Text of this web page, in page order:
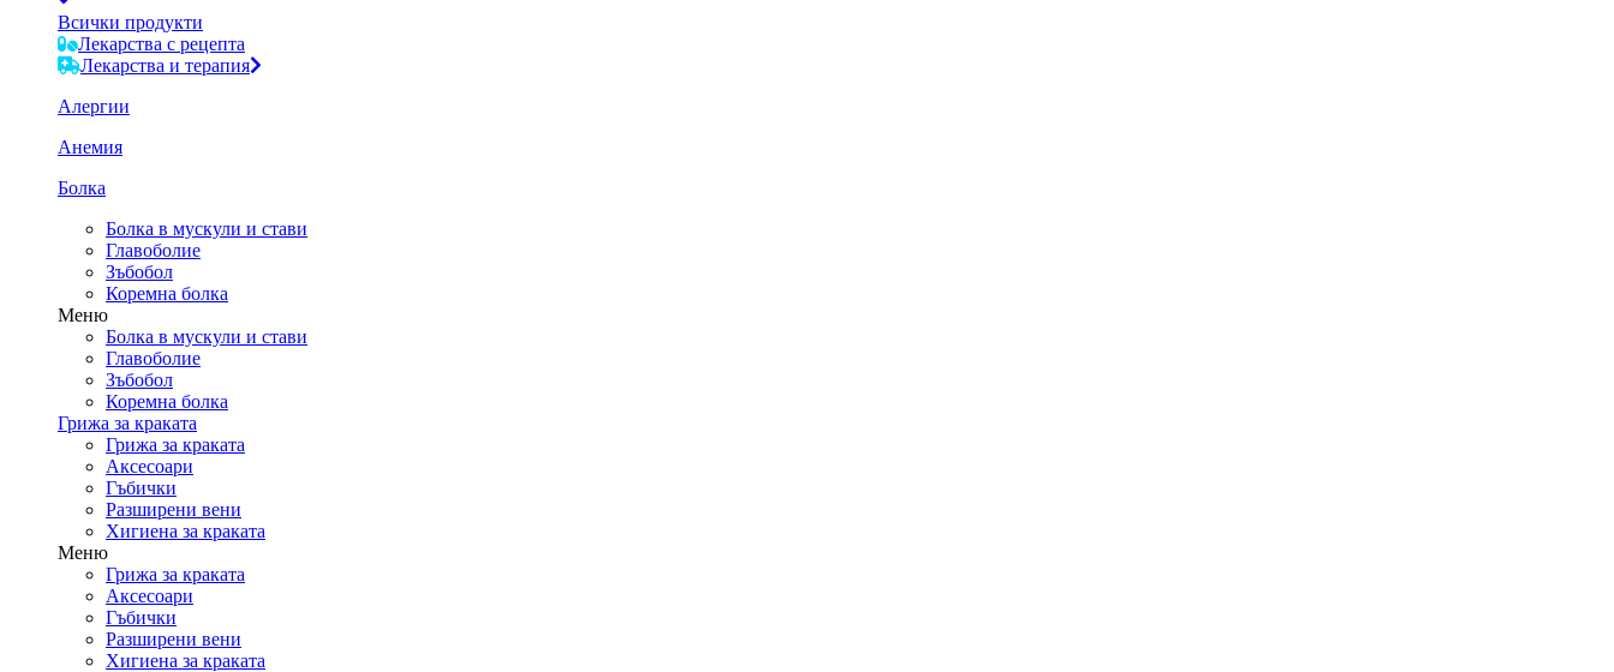
Всички продукти
Лекарства с рецепта
Лекарства и терапия
Алергии
Анемия
Болка
Болка в мускули и стави
Главоболие
Зъбобол
Коремна болка
Меню
Болка в мускули и стави
Главоболие
Зъбобол
Коремна болка
Грижа за краката
Грижа за краката
Аксесоари
Гъбички
Разширени вени
Хигиена за краката
Меню
Грижа за краката
Аксесоари
Гъбички
Разширени вени
Хигиена за краката